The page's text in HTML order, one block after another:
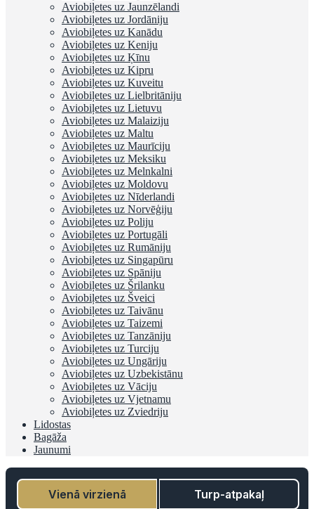
Aviobiļetes uz Jaunzēlandi
Aviobiļetes uz Jordāniju
Aviobiļetes uz Kanādu
Aviobiļetes uz Keniju
Aviobiļetes uz Ķīnu
Aviobiļetes uz Kipru
Aviobiļetes uz Kuveitu
Aviobiļetes uz Lielbritāniju
Aviobiļetes uz Lietuvu
Aviobiļetes uz Malaiziju
Aviobiļetes uz Maltu
Aviobiļetes uz Maurīciju
Aviobiļetes uz Meksiku
Aviobiļetes uz Melnkalni
Aviobiļetes uz Moldovu
Aviobiļetes uz Nīderlandi
Aviobiļetes uz Norvēģiju
Aviobiļetes uz Poliju
Aviobiļetes uz Portugāli
Aviobiļetes uz Rumāniju
Aviobiļetes uz Singapūru
Aviobiļetes uz Spāniju
Aviobiļetes uz Šrilanku
Aviobiļetes uz Šveici
Aviobiļetes uz Taivānu
Aviobiļetes uz Taizemi
Aviobiļetes uz Tanzāniju
Aviobiļetes uz Turciju
Aviobiļetes uz Ungāriju
Aviobiļetes uz Uzbekistānu
Aviobiļetes uz Vāciju
Aviobiļetes uz Vjetnamu
Aviobiļetes uz Zviedriju
Lidostas
Bagāža
Jaunumi
Vienā virzienā Turp-atpakaļ